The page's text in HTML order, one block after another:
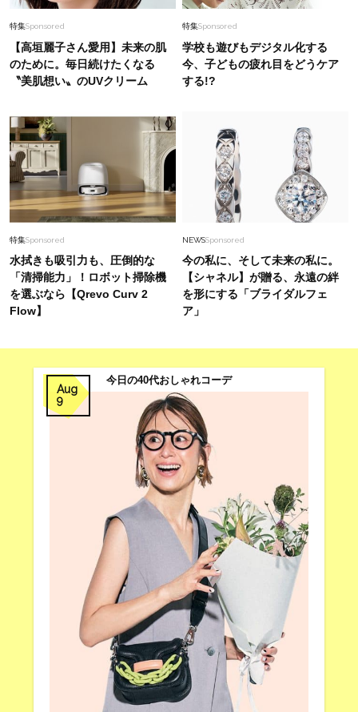
特集Sponsored
【高垣麗子さん愛用】未来の肌
のために。毎日続けたくなる
〝美肌想い〟のUVクリーム
特集Sponsored
学校も遊びもデジタル化する
今、子どもの疲れ目をどうケア
する!?
特集Sponsored
水拭きも吸引力も、圧倒的な
「清掃能力」！ロボット掃除機
を選ぶなら【Qrevo Curv 2
Flow】
NEWSSponsored
今の私に、そして未来の私に。
【シャネル】が贈る、永遠の絆
を形にする「ブライダルフェ
ア」
Aug
9
今日の40代おしゃれコーデ